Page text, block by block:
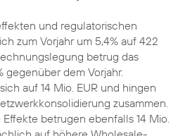
und regulatorischen
zum Vorjahr um 5,4% auf 422
betrug das
gegenüber dem Vorjahr.
auf 14 Mio. EUR und hingen
zusammen.
betrugen ebenfalls 14 Mio.